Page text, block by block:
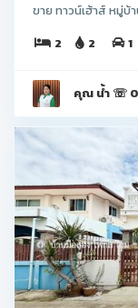
ขาย ทาวน์เฮ้าส์ หมู่บ้
2
2 1
คุณ น้ำ ☏